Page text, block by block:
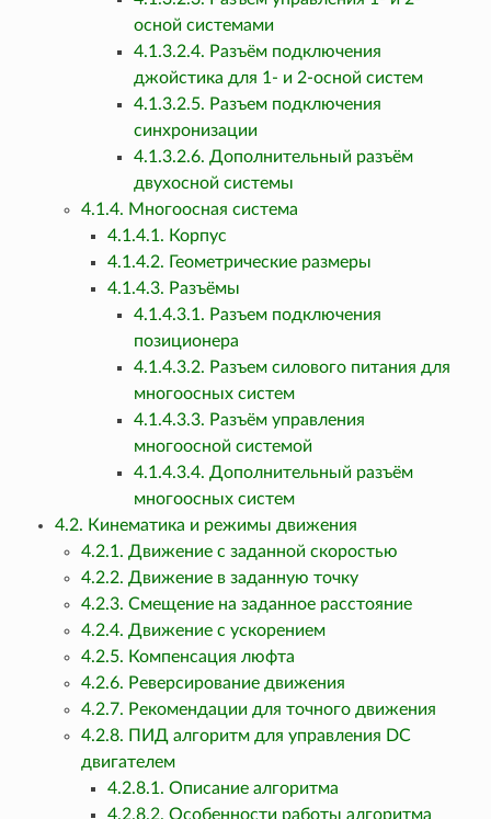
осной системами
4.1.3.2.4. Разъём подключения
джойстика для 1- и 2-осной систем
4.1.3.2.5. Разъем подключения
синхронизации
4.1.3.2.6. Дополнительный разъём
двухосной системы
4.1.4. Многоосная система
4.1.4.1. Корпус
4.1.4.2. Геометрические размеры
4.1.4.3. Разъёмы
4.1.4.3.1. Разъем подключения
позиционера
4.1.4.3.2. Разъем силового питания для
многоосных систем
4.1.4.3.3. Разъём управления
многоосной системой
4.1.4.3.4. Дополнительный разъём
многоосных систем
4.2. Кинематика и режимы движения
4.2.1. Движение с заданной скоростью
4.2.2. Движение в заданную точку
4.2.3. Смещение на заданное расстояние
4.2.4. Движение с ускорением
4.2.5. Компенсация люфта
4.2.6. Реверсирование движения
4.2.7. Рекомендации для точного движения
4.2.8. ПИД алгоритм для управления DC
двигателем
4.2.8.1. Описание алгоритма
4.2.8.2. Особенности работы алгоритма